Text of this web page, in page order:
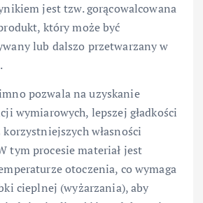
jest tzw. gorącowalcowana
który może być
lub dalszo przetwarzany w
pozwala na uzyskanie
wymiarowych, lepszej gładkości
własności
tym procesie materiał jest
otoczenia, co wymaga
cieplnej (wyżarzania), aby